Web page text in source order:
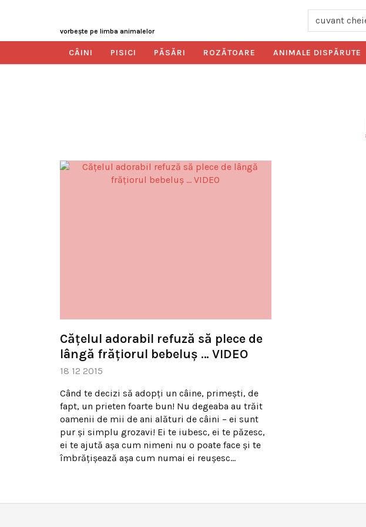
vorbeşte pe limba animalelor
CÂINI PISICI PĂSĂRI ROZĂTOARE ANIMALE DISPĂRUTE
Căţelul adorabil refuză să plece de
lângă frăţiorul bebeluş … VIDEO
18 12 2015
Când te decizi să adopţi un câine, primeşti, de
fapt, un prieten foarte bun! Nu degeaba au trăit
oamenii de mii de ani alături de câini – ei sunt
pur şi simplu grozavi! Ei te iubesc, ei te păzesc,
ei te ajută aşa cum nimeni nu o poate face şi te
îmbrăţişează aşa cum numai ei reuşesc…